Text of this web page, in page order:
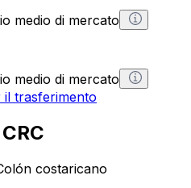
medio di mercato
medio di mercato
il trasferimento
costaricano